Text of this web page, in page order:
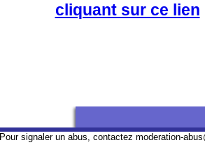
cliquant sur ce lien
Pour signaler un abus, contactez moderation-